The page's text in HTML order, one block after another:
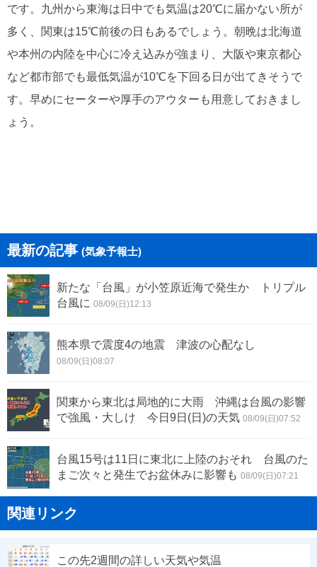
です。九州から東海は日中でも気温は20℃に届かない所が
多く、関東は15℃前後の日もあるでしょう。朝晩は北海道
や本州の内陸を中心に冷え込みが強まり、大阪や東京都心
など都市部でも最低気温が10℃を下回る日が出てきそうで
す。早めにセーターや厚手のアウターも用意しておきまし
ょう。
最新の記事 (気象予報士)
新たな「台風」が小笠原近海で発生か トリプル
台風に 08/09(日)12:13
熊本県で震度4の地震 津波の心配なし
08/09(日)08:07
関東から東北は局地的に大雨 沖縄は台風の影響
で強風・大しけ 今日9日(日)の天気 08/09(日)07:52
台風15号は11日に東北に上陸のおそれ 台風のた
まご次々と発生でお盆休みに影響も 08/09(日)07:21
関連リンク
この先2週間の詳しい天気や気温